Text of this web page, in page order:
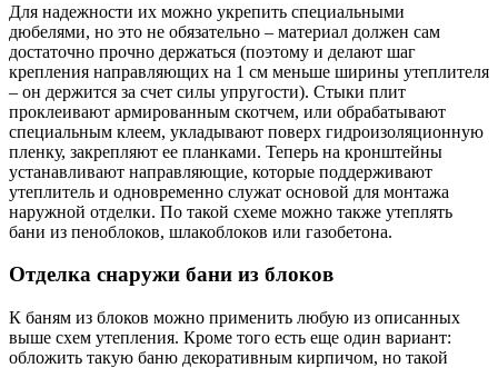
Для надежности их можно укрепить специальными
дюбелями, но это не обязательно – материал должен сам
достаточно прочно держаться (поэтому и делают шаг
крепления направляющих на 1 см меньше ширины утеплителя
– он держится за счет силы упругости). Стыки плит
проклеивают армированным скотчем, или обрабатывают
специальным клеем, укладывают поверх гидроизоляционную
пленку, закрепляют ее планками. Теперь на кронштейны
устанавливают направляющие, которые поддерживают
утеплитель и одновременно служат основой для монтажа
наружной отделки. По такой схеме можно также утеплять
бани из пеноблоков, шлакоблоков или газобетона.
Отделка снаружи бани из блоков
К баням из блоков можно применить любую из описанных
выше схем утепления. Кроме того есть еще один вариант:
обложить такую баню декоративным кирпичом, но такой